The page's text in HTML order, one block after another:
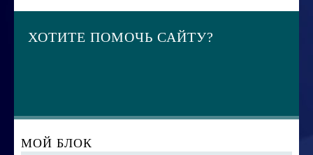
ХОТИТЕ ПОМОЧЬ САЙТУ?
МОЙ БЛОК